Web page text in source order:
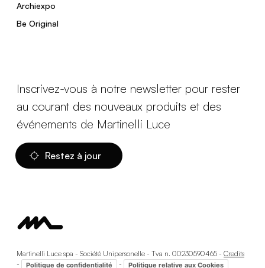
Archiexpo
Be Original
Inscrivez-vous à notre newsletter pour rester
au courant des nouveaux produits et des
événements de Martinelli Luce
Restez à jour
Martinelli Luce spa - Société Unipersonelle - Tva n. 00230590465 - Credits
-
Politique de confidentialité - Politique relative aux Cookies